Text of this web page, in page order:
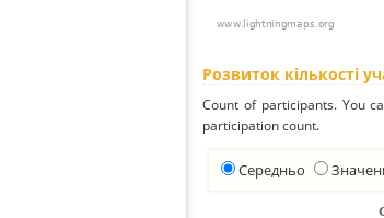
Розвиток кількості
Count of participants. You
participation count.
Середньо